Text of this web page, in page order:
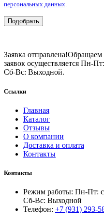
персональных данных.
Подобрать
Заявка отправлена!Обращаем
заявок осуществляется Пн-
Сб-Вс: Выходной.
Ссылки
Главная
Каталог
Отзывы
О компании
Доставка и оплата
Контакты
Контакты
Режим работы: Пн-Пт: с
Сб-Вс: Выходной
Телефон: +7 (931) 293-